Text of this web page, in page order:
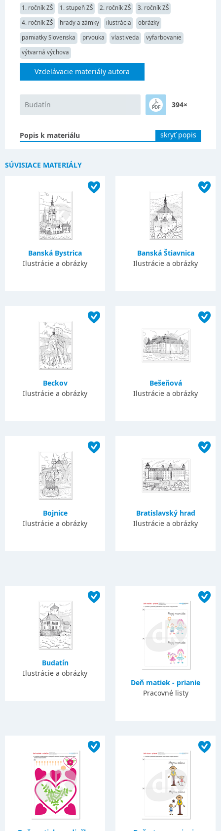
1. ročník ZŠ 1. stupeň ZŠ 2. ročník ZŠ
3. ročník ZŠ
4. ročník ZŠ
hrady a zámky ilustrácia
obrázky
pamiatky Slovenska
prvouka vlastiveda
vyfarbovanie
výtvarná výchova
Vzdelávacie materiály autora
Budatín 394×
Popis k materiálu skryť popis
SÚVISIACE MATERIÁLY
Banská Bystrica
Ilustrácie a obrázky
Banská Štiavnica
Ilustrácie a obrázky
Beckov
Ilustrácie a obrázky
Bešeňová
Ilustrácie a obrázky
Bojnice
Ilustrácie a obrázky
Bratislavský hrad
Ilustrácie a obrázky
Budatín
Ilustrácie a obrázky
Deň matiek - prianie
Pracovné listy